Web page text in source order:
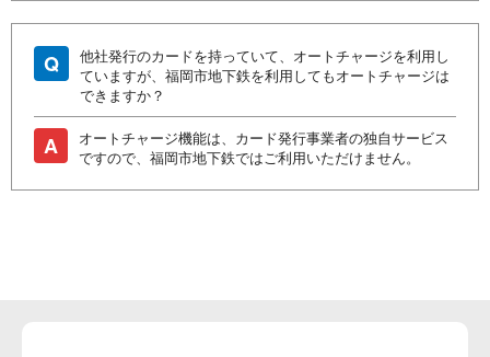
Q
他社発行のカードを持っていて、オートチャージを利用し
ていますが、福岡市地下鉄を利用してもオートチャージは
できますか？
A
オートチャージ機能は、カード発行事業者の独自サービス
ですので、福岡市地下鉄ではご利用いただけません。